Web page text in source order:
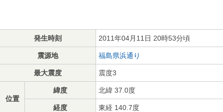
発生時刻 2011年04月11日 20時53分頃
震源地 福島県浜通り
最大震度 震度3
位置
緯度 北緯 37.0度
経度 東経 140.7度